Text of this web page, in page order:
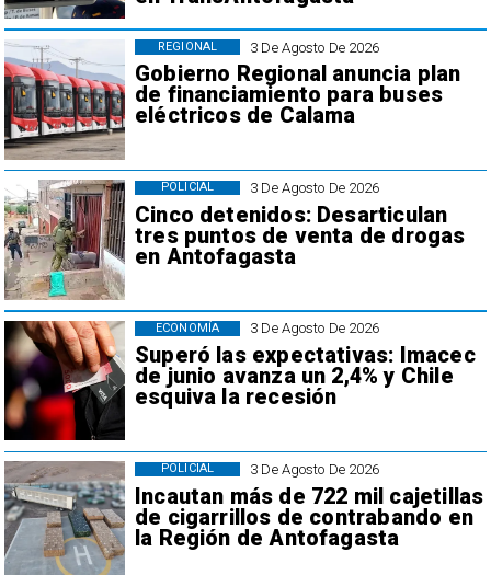
3 De Agosto De 2026
Gobierno Regional anuncia plan
de financiamiento para buses
eléctricos de Calama
REGIONAL
3 De Agosto De 2026
Cinco detenidos: Desarticulan
tres puntos de venta de drogas
en Antofagasta
POLICIAL
3 De Agosto De 2026
Superó las expectativas: Imacec
de junio avanza un 2,4% y Chile
esquiva la recesión
ECONOMÍA
3 De Agosto De 2026
Incautan más de 722 mil cajetillas
de cigarrillos de contrabando en
la Región de Antofagasta
POLICIAL